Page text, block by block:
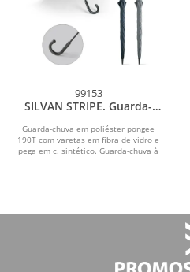
99153
SILVAN STRIPE. Guarda-
abertura automática
Guarda-chuva em poliéster pongee
190T com varetas em fibra de vidro e
pega em c. sintético. Guarda-chuva à